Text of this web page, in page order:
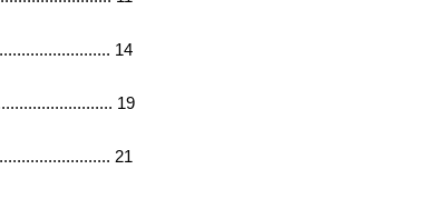
14
19
21